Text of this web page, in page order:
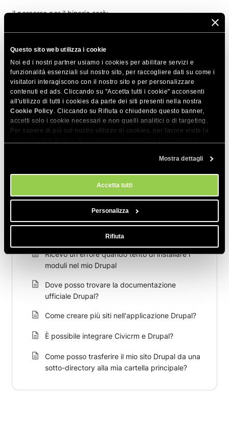
Questo sito web utilizza i cookie
Noi ed i nostri partner usiamo i cookies per abilitare servizi e
funzionalità essenziali sul nostro sito, per raccogliere dati su come i
visitatori interagiscono con il nostro sito e per personalizzare
contenuti ed ads. Cliccando su "Accetta tutti i cookie" acconsenti
all'utilizzo di tutti i cookies da parte dei siti presenti nella nostra
Cookie Policy. Cliccando su Rifiuta o chiudendo questo banner,
accetti solo i cookie necessari e non quelli analitici o di targeting.
Per sapere di più sul nostro utilizzo di cookies, per favore visita la
Mostra dettagli
Accetta tutti
Personalizza
Rifiuta
il percorso per il binario sarà:
/home/customer/www/domain.com/drush80/vendor/bin/
Dove domain.com dovrà essere sostituito con il tuo nome di
dominio.
CONDIVIDI QUESTO ARTICOLO
Articoli correlati
Come ottimizzare Drupal per migliorare le
Ricevo un errore quando tento di installare i
moduli nel mio Drupal
Dove posso trovare la documentazione
ufficiale Drupal?
Come creare più siti nell'applicazione Drupal?
È possibile integrare Civicrm e Drupal?
Come posso trasferire il mio sito Drupal da una
sotto-directory alla mia cartella principale?